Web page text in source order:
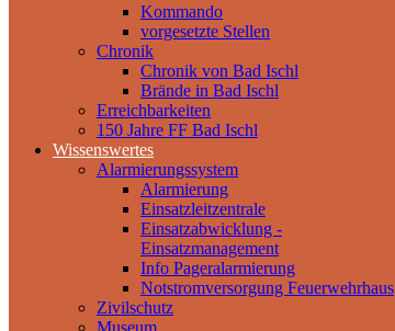
Kommando
vorgesetzte Stellen
Chronik
Chronik von Bad Ischl
Brände in Bad Ischl
Erreichbarkeiten
150 Jahre FF Bad Ischl
Wissenswertes
Alarmierungssystem
Alarmierung
Einsatzleitzentrale
Einsatzabwicklung -
Einsatzmanagement
Info Pageralarmierung
Notstromversorgung Feuerwehrhaus
Zivilschutz
Museum